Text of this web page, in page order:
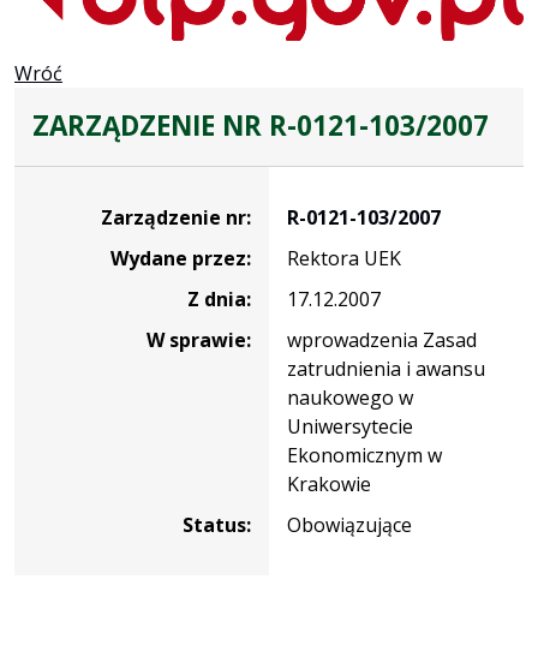
Wróć
ZARZĄDZENIE NR R-0121-103/2007
Zarządzenie nr:
R-0121-103/2007
Wydane przez:
Rektora UEK
Z dnia:
17.12.2007
W sprawie:
wprowadzenia Zasad
zatrudnienia i awansu
naukowego w
Uniwersytecie
Ekonomicznym w
Krakowie
Status:
Obowiązujące